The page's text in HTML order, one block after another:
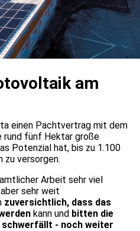
am
einen Pachtvertrag mit dem
rund fünf Hektar große
Potenzial hat, bis zu 1.100
zu versorgen.
Arbeit sehr viel
sehr weit
zuversichtlich, dass das
kann und bitten die
schwerfällt - noch weiter